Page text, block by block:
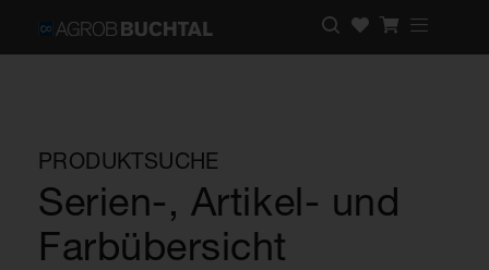
PRODUKTSUCHE
Serien-, Artikel- und
Farbübersicht